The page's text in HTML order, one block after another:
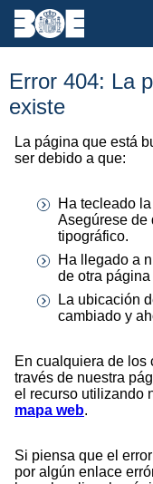
Error 404: La
existe
La página que está
ser debido a que:
Ha tecleado
Asegúrese de
tipográfico.
Ha llegado a
de otra
La ubicación
cambiado y
En cualquiera de los
través de nuestra
el recurso utilizando
mapa web.
Si piensa que el
por algún enlace